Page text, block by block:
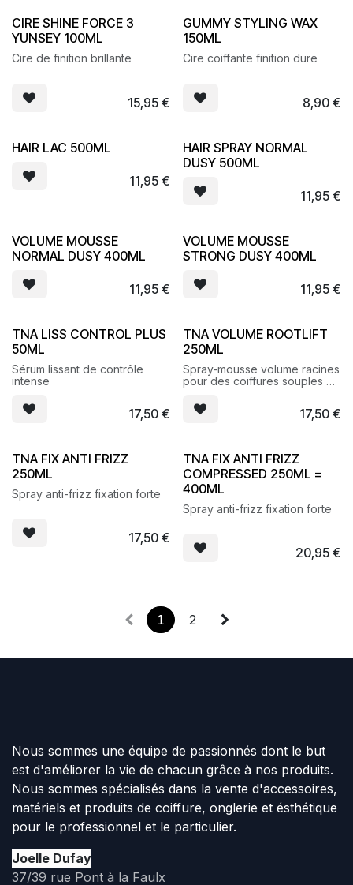
CIRE SHINE FORCE 3
YUNSEY 100ML
Cire de finition brillante
15,95€
GUMMY STYLING WAX
150ML
Cire coiffante finition dure
8,90€
HAIR LAC 500ML
11,95€
HAIR SPRAY NORMAL
DUSY 500ML
11,95€
VOLUME MOUSSE
NORMAL DUSY 400ML
11,95€
VOLUME MOUSSE
STRONG DUSY 400ML
11,95€
TNA LISS CONTROL PLUS
50ML
Sérum lissant de contrôle
intense
17,50€
TNA VOLUME ROOTLIFT
250ML
Spray-mousse volume racines
pour des coiffures souples et
17,50€
TNA FIX ANTI FRIZZ
250ML
Spray anti-frizz fixation forte
17,50€
TNA FIX ANTI FRIZZ
COMPRESSED 250ML =
400ML
Spray anti-frizz fixation forte
20,95€
1 2
Nous sommes une équipe de passionnés dont le but
est d'améliorer la vie de chacun grâce à nos produits.
Nous sommes spécialisés dans la vente d'accessoires,
matériels et produits de coiffure, onglerie et ésthétique
pour le professionnel et le particulier.
Joelle Dufay
37/39 rue Pont à la Faulx